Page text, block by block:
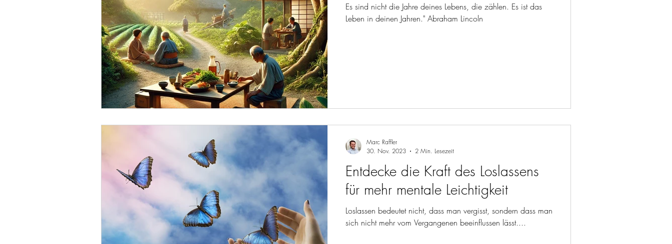
Es sind nicht die Jahre deines Lebens, die zählen. Es ist das
Leben in deinen Jahren." Abraham Lincoln
Entdecke die Kraft des Loslassens
für mehr mentale Leichtigkeit
Loslassen bedeutet nicht, dass man vergisst, sondern dass man
sich nicht mehr vom Vergangenen beeinflussen lässt....
Marc Raffler
30. Nov. 2023
2 Min. Lesezeit